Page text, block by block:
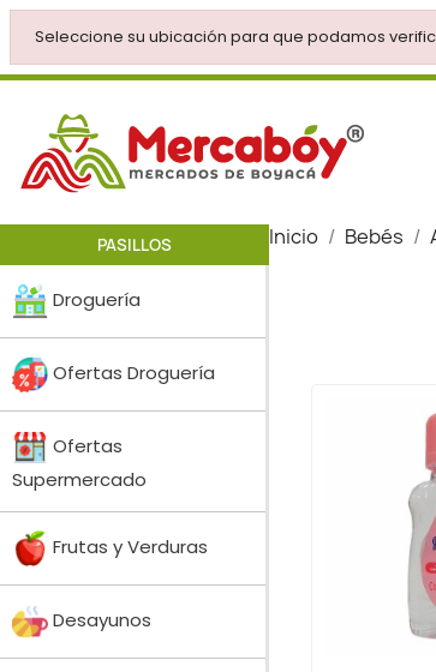
Seleccione su ubicación para que podamos
PASILLOS
Droguería
Ofertas Droguería
Ofertas
Supermercado
Frutas y Verduras
Desayunos
Inicio Bebés